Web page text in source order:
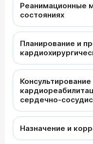
Реанимационные
состояниях
Планирование и
сердечно-
Назначение и